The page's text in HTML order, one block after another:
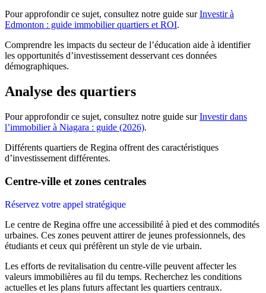
Pour approfondir ce sujet, consultez notre guide surInvestir à
Edmonton : guide immobilier quartiers et ROI.
Comprendre les impacts du secteur de l’éducation aide à identifier
les opportunités d’investissement desservant ces données
démographiques.
Analyse des quartiers
Pour approfondir ce sujet, consultez notre guide surInvestir dans
l’immobilier à Niagara : guide (2026).
Différents quartiers de Regina offrent des caractéristiques
d’investissement différentes.
Centre-ville et zones centrales
Réservez votre appel stratégique
Le centre de Regina offre une accessibilité à pied et des commodités
urbaines. Ces zones peuvent attirer de jeunes professionnels, des
étudiants et ceux qui préfèrent un style de vie urbain.
Les efforts de revitalisation du centre-ville peuvent affecter les
valeurs immobilières au fil du temps. Recherchez les conditions
actuelles et les plans futurs affectant les quartiers centraux.